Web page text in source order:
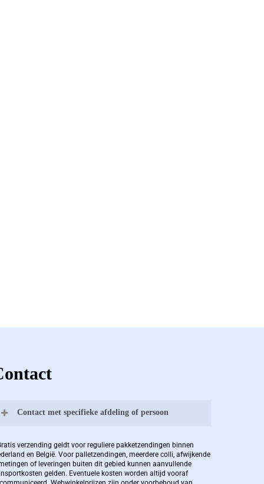
Contact met specifieke afdeling of persoon
Bernard Pauwels:
Zaakvoerder Berdo
verzending geldt voor reguliere pakketzendingen binnen
en België. Voor palletzendingen, meerdere colli, afwijkende
of leveringen buiten dit gebied kunnen aanvullende
gelden. Eventuele kosten worden altijd vooraf